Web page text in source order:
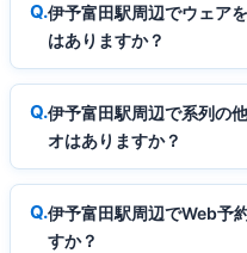
伊予富田駅周辺でウェア
はありますか？
伊予富田駅周辺で系列の
オはありますか？
伊予富田駅周辺でWeb予
すか？